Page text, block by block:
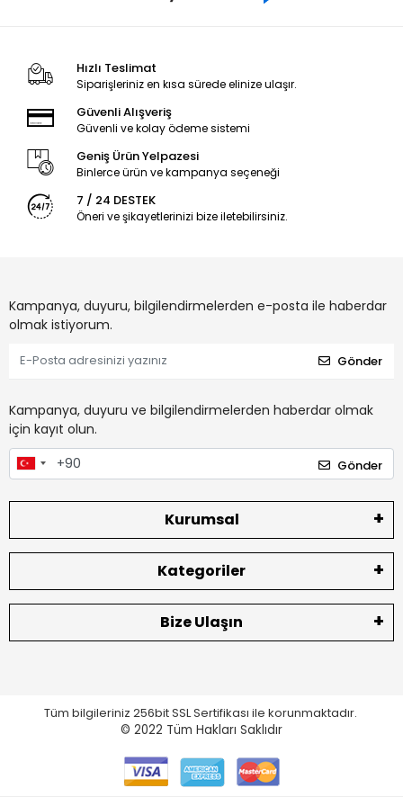
Hızlı Teslimat
Siparişleriniz en kısa sürede elinize ulaşır.
Güvenli Alışveriş
Güvenli ve kolay ödeme sistemi
Geniş Ürün Yelpazesi
Binlerce ürün ve kampanya seçeneği
7 / 24 DESTEK
Öneri ve şikayetlerinizi bize iletebilirsiniz.
Kampanya, duyuru, bilgilendirmelerden e-posta ile haberdar
olmak istiyorum.
Gönder
Kampanya, duyuru ve bilgilendirmelerden haberdar olmak
için kayıt olun.
Gönder
Kurumsal
Kategoriler
Bize Ulaşın
Tüm bilgileriniz 256bit SSL Sertifikası ile korunmaktadır.
© 2022 Tüm Hakları Saklıdır